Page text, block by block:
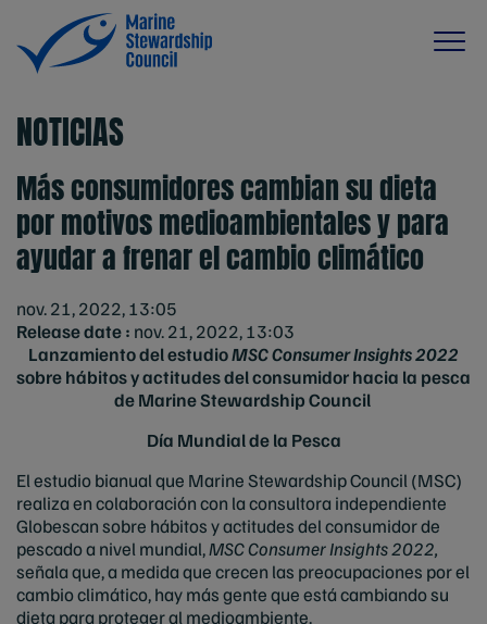
NOTICIAS
Más consumidores cambian su dieta
por motivos medioambientales y para
ayudar a frenar el cambio climático
nov. 21, 2022, 13:05
Release date : nov. 21, 2022, 13:03
Lanzamiento del estudioMSC Consumer Insights 2022
sobre hábitos y actitudes del consumidor hacia la pesca
de Marine Stewardship Council
Día Mundial de la Pesca
El estudio bianual que Marine Stewardship Council (MSC)
realiza en colaboración con la consultora independiente
Globescan sobre hábitos y actitudes del consumidor de
pescado a nivel mundial,MSC Consumer Insights 2022,
señala que, a medida que crecen las preocupaciones por el
cambio climático, hay más gente que está cambiando su
dieta para proteger al medioambiente.